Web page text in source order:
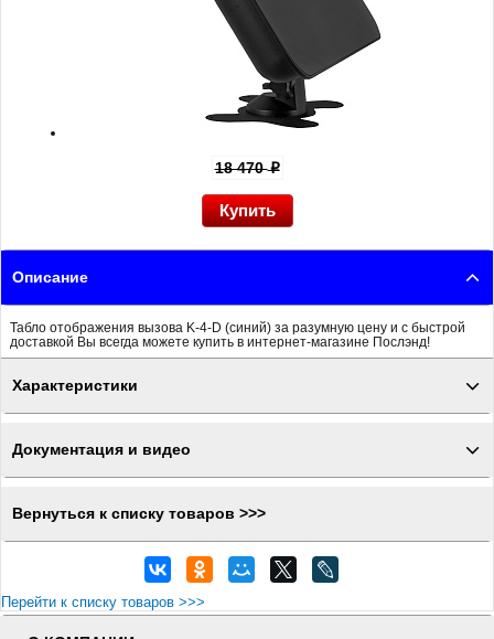
18 470p
Описание
Табло отображения вызова K-4-D (синий) за разумную цену и с быстрой
доставкой Вы всегда можете купить в интернет-магазине Послэнд!
Характеристики
Документация и видео
Вернуться к списку товаров >>>
Перейти к списку товаров >>>